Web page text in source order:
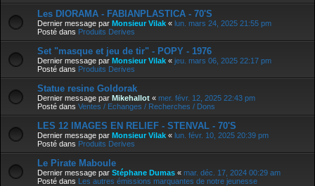
Les DIORAMA - FABIANPLASTICA - 70'S
Dernier message par Monsieur Vilak « lun. mars 24, 2025 21:55 pm
Posté dans Produits Derives
Set "masque et jeu de tir" - POPY - 1976
Dernier message par Monsieur Vilak « jeu. mars 06, 2025 22:17 pm
Posté dans Produits Derives
Statue resine Goldorak
Dernier message par Mikehallot « mer. févr. 12, 2025 22:43 pm
Posté dans Ventes / Echanges / Recherches / Dons
LES 12 IMAGES EN RELIEF - STENVAL - 70'S
Dernier message par Monsieur Vilak « lun. févr. 10, 2025 20:39 pm
Posté dans Produits Derives
Le Pirate Maboule
Dernier message par Stéphane Dumas « mar. déc. 17, 2024 00:29 am
Posté dans Les autres émissions marquantes de notre jeunesse